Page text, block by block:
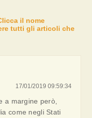
il nome
tutti gli articoli che
17/01/2019 09:59:34
a margine però,
come negli Stati